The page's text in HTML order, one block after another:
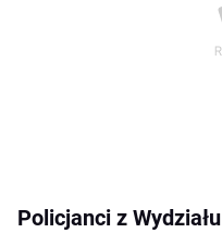
Policjanci z